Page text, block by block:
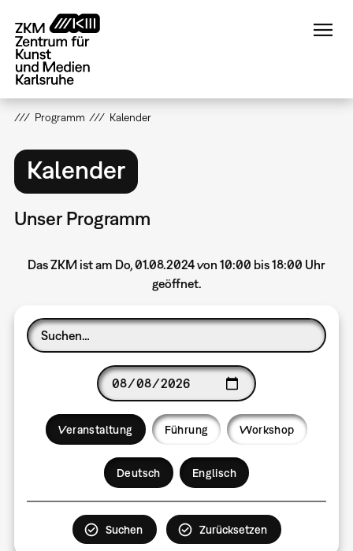
zum
Inhalt
Programm Kalender
Kalender
Unser Programm
Das ZKM ist am Do, 01.08.2024 von 10:00 bis 18:00 Uhr
geöffnet.
Veranstaltung Führung Workshop
Deutsch Englisch